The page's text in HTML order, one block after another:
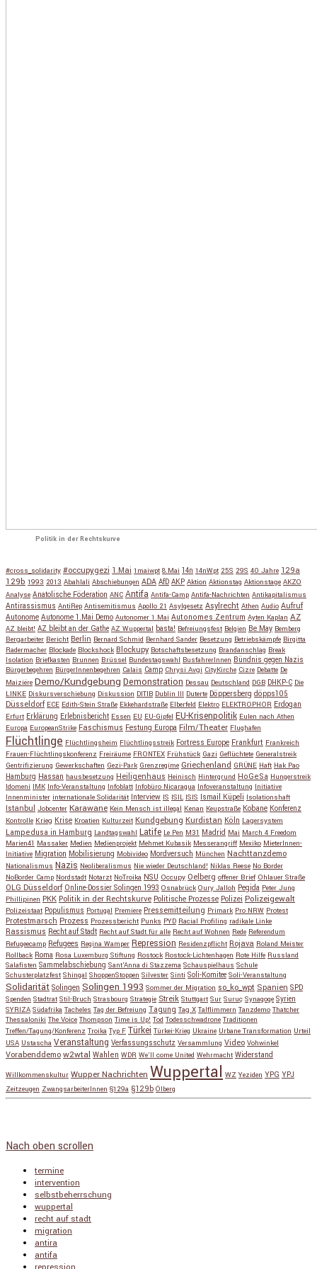
Politik in der Rechtskurve
#cross_solidarity #occupygezi 1.Mai 1maiwpt 8.Mai 14n 14nWpt 25S 29S 40 Jahre 129a
129b 1993 2013 Abahlali Abschiebungen ADA AfD AKP Aktion Aktionstag Aktionstage AKZO
Analyse Anatolische Föderation ANC Antifa Antifa-Camp Antifa-Nachrichten Antikapitalismus
Antirassismus AntiRep Antisemitismus Apollo 21 Asylgesetz Asylrecht Athen Audio Aufruf
Autonome Autonome 1.Mai Demo Autonomer 1.Mai Autonomes Zentrum Ayten Kaplan AZ
AZ bleibt! AZ bleibt an der Gathe AZ Wuppertal basta! Befreiungsfest Belgien Be May Bemberg
Bergarbeiter Bericht Berlin Bernard Schmid Bernhard Sander Besetzung Betriebskämpfe Birgitta
Radermacher Blockade Blockshock Blockupy Botschaftsbesetzung Brandanschlag Break
Isolation Briefkasten Brunnen Brüssel Bundestagswahl BusfahrerInnen Bündnis gegen Nazis
Bürgerbegehren BürgerInnenbegehren Calais Camp Chrysi Avgi CityKirche Cizre Debatte De
Maiziére Demo/Kundgebung Demonstration Dessau Deutschland DGB DHKP-C Die
LINKE Diskursverschiebung Diskussion DITIB Dublin III Duterte Döppersberg döpps105
Düsseldorf ECE Edith-Stein Straße Ekkehardstraße Elberfeld Elektro ELEKTROPHOR Erdogan
Erfurt Erklärung Erlebnisbericht Essen EU EU-Gipfel EU-Krisenpolitik Eulen nach Athen
Europa EuropeanStrike Faschismus Festung Europa Film/Theater Flughafen
Flüchtlinge Flüchtlingsheim Flüchtlingsstreik Fortress Europe Frankfurt Frankreich
Frauen-Flüchtlingskonferenz Freiräume FRONTEX Frühstück Gazi Geflüchtete Generalstreik
Gentrifizierung Gewerkschaften Gezi-Park Grenzregime Griechenland GRÜNE Haft Hak Pao
Hamburg Hassan hausbesetzung Heiligenhaus Heinisch Hintergrund HoGeSa Hungerstreik
Idomeni IMK Info-Veranstaltung Infoblatt Infobüro Nicaragua Infoveranstaltung Initiative
Innenminister internationale Solidarität Interview IS ISIL ISIS Ismail Küpeli Isolationshaft
Istanbul Jobcenter Karawane Kein Mensch ist illegal Kenan Keupstraße Kobane Konferenz
Kontrolle Krieg Krise Kroatien Kulturzeit Kundgebung Kurdistan Köln Lagersystem
Lampedusa in Hamburg Landtagswahl Latife Le Pen M31 Madrid Mai March 4 Freedom
Marien41 Massaker Medien Medienprojekt Mehmet Kubasik Messerangriff Mexiko MieterInnen-
Initiative Migration Mobilisierung Mobivideo Mordversuch München Nachttanzdemo
Nationalismus Nazis Neoliberalismus Nie wieder Deutschland! Niklas Reese No Border
NoBorder Camp Nordstadt Notarzt NoTroika NSU Occupy Oelberg offener Brief Ohlauer Straße
OLG Düsseldorf Online-Dossier Solingen 1993 Osnabrück Oury Jalloh Pegida Peter Jung
Phillipinen PKK Politik in der Rechtskurve Politische Prozesse Polizei Polizeigewalt
Polizeistaat Populismus Portugal Premiere Pressemitteilung Primark Pro NRW Protest
Protestmarsch Prozess Prozessbericht Punks PYD Racial Profiling radikale Linke
Rassismus Recht auf Stadt Recht auf Stadt für alle Recht auf Wohnen Rede Referendum
Refugeecamp Refugees Regina Wamper Repression Residenzpflicht Rojava Roland Meister
Rollback Roma Rosa Luxemburg Stiftung Rostock Rostock-Lichtenhagen Rote Hilfe Russland
Salafisten Sammelabschiebung Sant'Anna di Stazzema Schauspielhaus Schule
Schusterplatzfest Shingal ShoppenStoppen Silvester Sinti Soli-Komitee Soli-Veranstaltung
Solidarität Solingen Solingen 1993 Sommer der Migration so_ko_wpt Spanien SPD
Spenden Stadtrat Stil-Bruch Strasbourg Strategie Streik Stuttgart Sur Suruç Synagoge Syrien
SYRIZA Südafrika Tacheles Tag der Befreiung Tagung Tag X Talflimmern Tanzdemo Thatcher
Thessaloniki The Voice Thompson Time is Up! Tod Todesschwadrone Traditionen
Treffen/Tagung/Konferenz Troika Typ F Türkei Türkei-Krieg Ukraine Urbane Transformation Urteil
USA Ustascha Veranstaltung Verfassungsschutz Versammlung Video Vohwinkel
Vorabenddemo w2wtal Wahlen WDR We'll come United Wehrmacht Widerstand
Willkommenskultur Wupper Nachrichten Wuppertal WZ Yeziden YPG YPJ
Zeitzeugen ZwangsarbeiterInnen §129a §129b Ölberg
Nach oben scrollen
termine
intervention
selbstbeherrschung
wuppertal
recht auf stadt
migration
antira
antifa